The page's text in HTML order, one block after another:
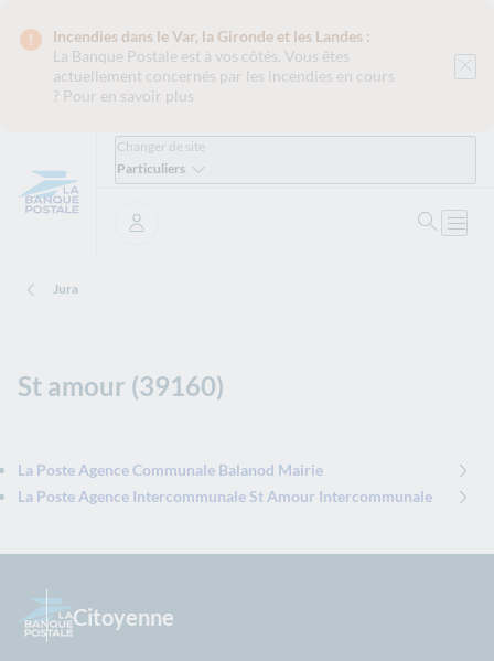
Incendies dans le Var, la Gironde et les Landes :
La Banque Postale est à vos côtés. Vous êtes
actuellement concernés par les incendies en cours
? Pour en savoir plus
Changer de site
Particuliers
Se connecter
Jura
St amour (39160)
La Poste Agence Communale Balanod Mairie
La Poste Agence Intercommunale St Amour Intercommunale
Citoyenne